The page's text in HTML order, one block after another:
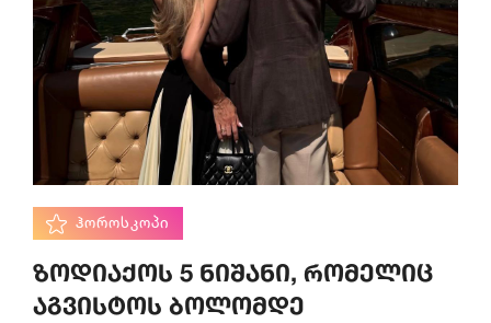
ᲰᲝᲠᲝᲡᲙᲝᲞᲘ
ზოდიაქოს 5 ნიშანი, რომელიც
აგვისტოს ბოლომდე